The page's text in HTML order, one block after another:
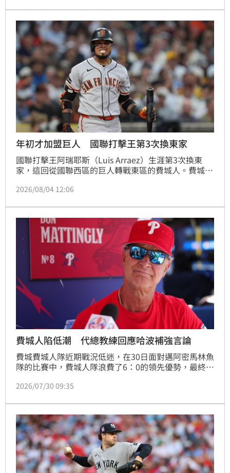
年初才加盟巨人 國聯打擊王第3次換東家
國聯打擊王阿瑞耶斯（Luis Arraez）生涯第3次換東
家，這回從國聯西區的巨人轉戰東區的費城人。費城人
2026/08/04 12:06
費城人陷低潮 代總教練回應哈波補強言論
費城費城人隊近期戰況低迷，在30日面對邁阿密馬林魚
隊的比賽中，費城人隊浪費了6：0的領先優勢，最終以
氣備受考驗。
2026/07/30 09:35